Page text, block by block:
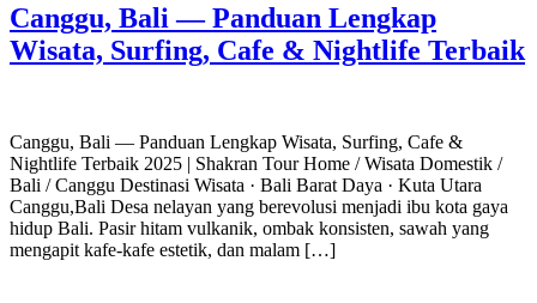
Canggu, Bali — Panduan Lengkap
Wisata, Surfing, Cafe & Nightlife Terbaik
Canggu, Bali — Panduan Lengkap Wisata, Surfing, Cafe &
Nightlife Terbaik 2025 | Shakran Tour Home / Wisata Domestik /
Bali / Canggu Destinasi Wisata · Bali Barat Daya · Kuta Utara
Canggu,Bali Desa nelayan yang berevolusi menjadi ibu kota gaya
hidup Bali. Pasir hitam vulkanik, ombak konsisten, sawah yang
mengapit kafe-kafe estetik, dan malam […]